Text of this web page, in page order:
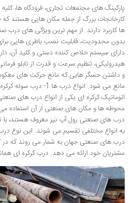
پارکینگ های مجتمعات تجاری، فرودگاه ها،
کارخانجات بزرگ از جمله مکان هایی هستند
ها کاربرد دارند. از مهم ترین ویژگی های درب
بدون محدودیت، قابلیت نصب باطری هایی
دارای سیستم خلاص کننده دستی و کلید آن،
هیدرولیکی، تنظیم سرعت و قدرت از تابلو
و داشتن حسگر هایی که مانع حرکت های
مانع می شود. انواع درب
اتوماتیک کرکره ای یکی از انواع درب های
محوطه ها و مکان های صنعتی از آن استفاده
درب های صنعتی رول آپ نیز معروف هستند، با
به انواع مختلفی تقسیم می شوند. این نوع
درب های صنعتی جهان به شمار می روند که در
مشتریان خود ارائه می دهد. درب کرکره ای